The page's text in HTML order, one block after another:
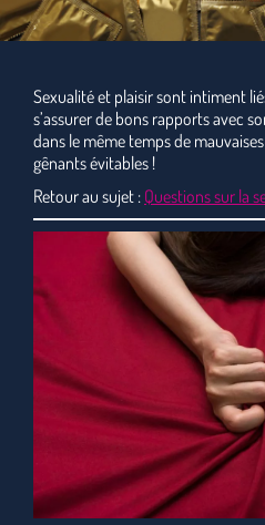
Sexualité et plaisir sont intiment
s’assurer de bons rapports avec
dans le même temps de
gênants évitables !
Retour au sujet : Questions sur la